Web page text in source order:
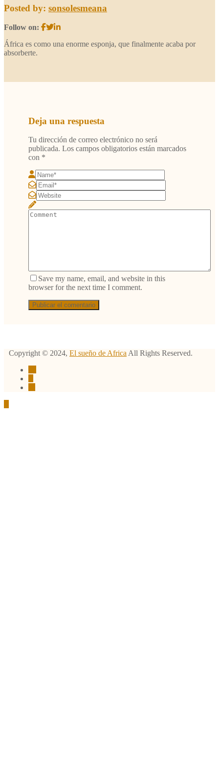
Posted by: sonsolesmeana
Follow on:
África es como una enorme esponja, que finalmente acaba por
absorberte.
Deja una respuesta
Tu dirección de correo electrónico no será
publicada. Los campos obligatorios están marcados
con *
Save my name, email, and website in this
browser for the next time I comment.
Copyright © 2024, El sueño de Africa All Rights Reserved.